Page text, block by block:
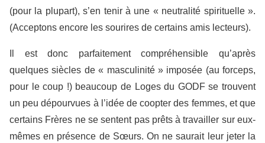
(pour la plupart), s’en tenir à une « neutralité spirituelle ».
(Acceptons encore les sourires de certains amis lecteurs).
Il est donc parfaitement compréhensible qu’après
quelques siècles de « masculinité » imposée (au forceps,
pour le coup !) beaucoup de Loges du GODF se trouvent
un peu dépourvues à l’idée de coopter des femmes, et que
certains Frères ne se sentent pas prêts à travailler sur eux-
mêmes en présence de Sœurs. On ne saurait leur jeter la